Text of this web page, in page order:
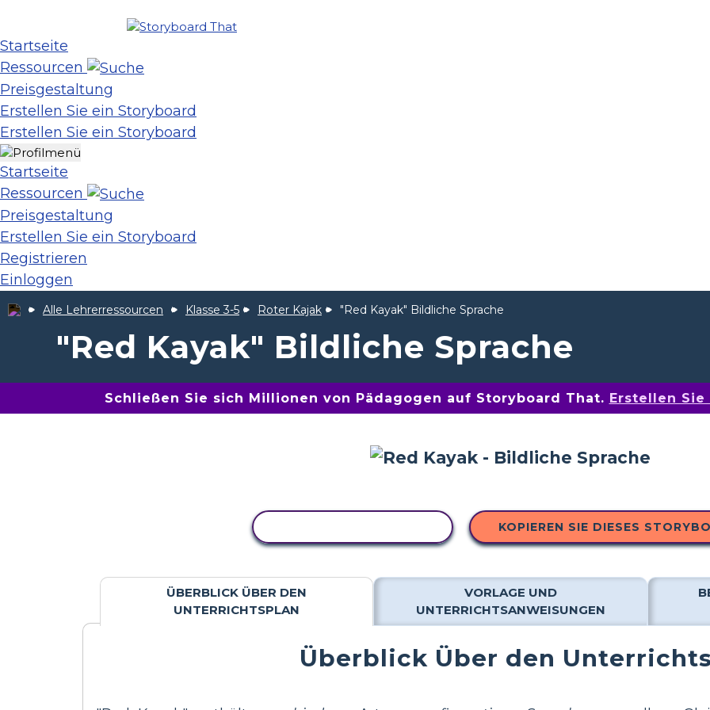
Startseite
Ressourcen
Preisgestaltung
Erstellen Sie ein Storyboard
Erstellen Sie ein Storyboard
Startseite
Ressourcen
Preisgestaltung
Erstellen Sie ein Storyboard
Registrieren
Einloggen
Alle Lehrerressourcen Klasse 3-5 Roter Kajak "Red Kayak" Bildliche Sprache
"Red Kayak" Bildliche Sprache
Schließen Sie sich Millionen von Pädagogen auf Storyboard That. Erstellen
KOPIEREN SIE DIESES
ÜBERBLICK ÜBER DEN
UNTERRICHTSPLAN
VORLAGE UND
UNTERRICHTSANWEISUNGEN
Überblick Über den